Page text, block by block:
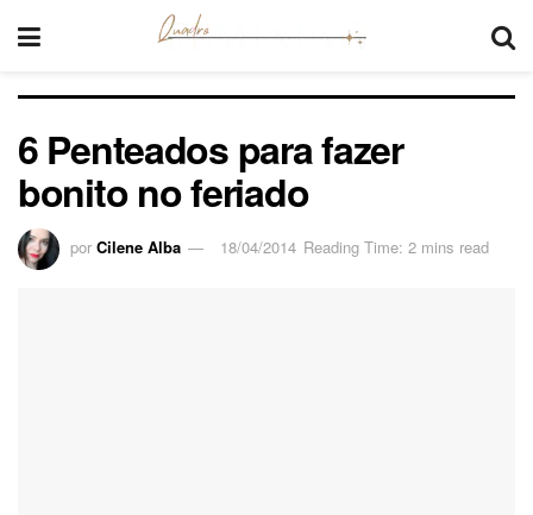
6 Penteados para fazer
bonito no feriado
por Cilene Alba 18/04/2014 Reading Time: 2 mins read